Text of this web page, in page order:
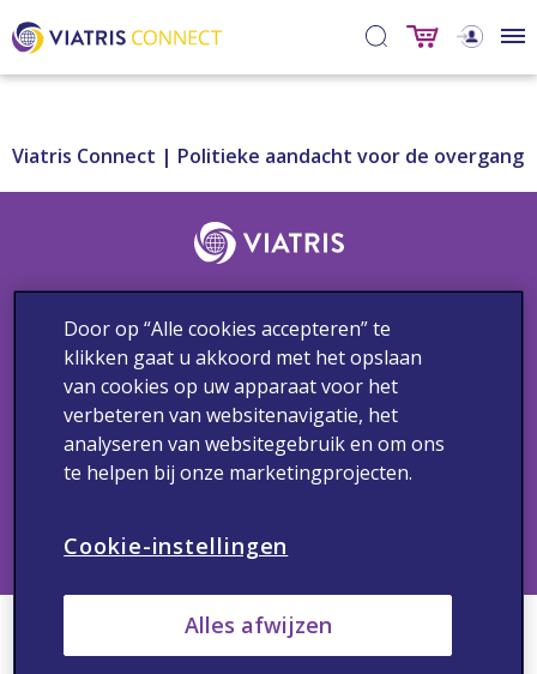
Viatris Connect | Politieke aandacht voor de overgang
Contact Bijwerkingen & Medische vragen
Privacybeleid
Gebruiksvoorwaarden
Cookieverklaring
Copyright 2024 Viatris. Alle rechten voorbehouden.
Deze communicatie is enkel bestemd voor de geadresseerde
Door op “Alle cookies accepteren” te
klikken gaat u akkoord met het opslaan
van cookies op uw apparaat voor het
verbeteren van websitenavigatie, het
analyseren van websitegebruik en om ons
te helpen bij onze marketingprojecten.
Cookie-instellingen
Alles afwijzen